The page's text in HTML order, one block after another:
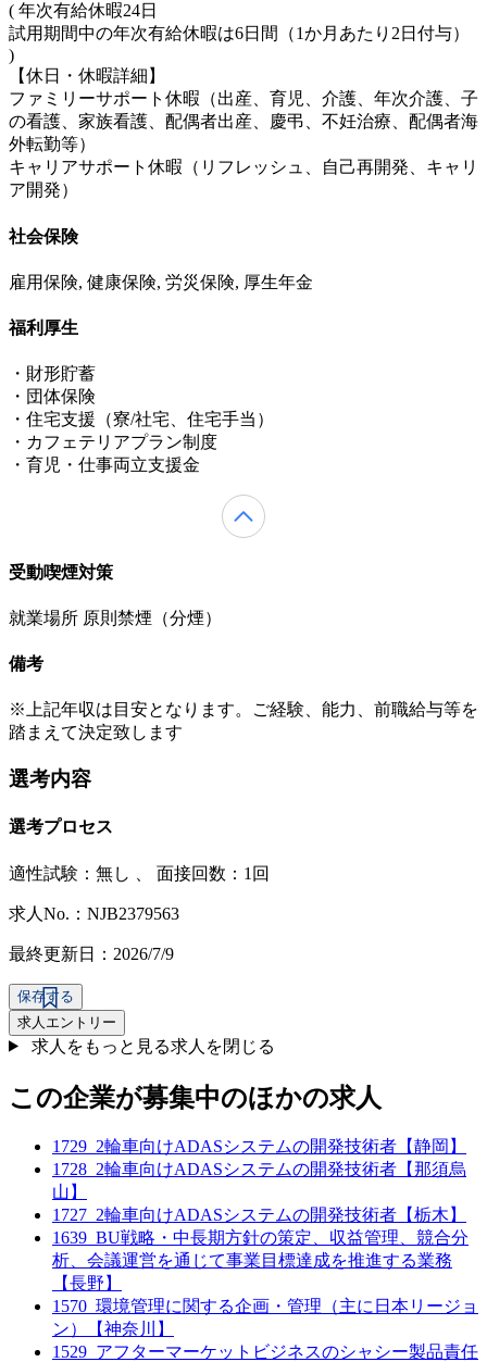
( 年次有給休暇24日
試用期間中の年次有給休暇は6日間（1か月あたり2日付与）
)
【休日・休暇詳細】
ファミリーサポート休暇（出産、育児、介護、年次介護、子
の看護、家族看護、配偶者出産、慶弔、不妊治療、配偶者海
外転勤等）
キャリアサポート休暇（リフレッシュ、自己再開発、キャリ
ア開発）
社会保険
雇用保険, 健康保険, 労災保険, 厚生年金
福利厚生
・財形貯蓄
・団体保険
・住宅支援（寮/社宅、住宅手当）
・カフェテリアプラン制度
・育児・仕事両立支援金
受動喫煙対策
就業場所 原則禁煙（分煙）
備考
※上記年収は目安となります。ご経験、能力、前職給与等を
踏まえて決定致します
選考内容
選考プロセス
適性試験： 無し 面接回数：1回
求人No.：NJB2379563
最終更新日：2026/7/9
保存する
求人エントリー
求人をもっと見る求人を閉じる
この企業が募集中のほかの求人
1729_2輪車向けADASシステムの開発技術者【静岡】
1728_2輪車向けADASシステムの開発技術者【那須烏
山】
1727_2輪車向けADASシステムの開発技術者【栃木】
1639_BU戦略・中長期方針の策定、収益管理、競合分
析、会議運営を通じて事業目標達成を推進する業務
【長野】
1570_環境管理に関する企画・管理（主に日本リージョ
ン）【神奈川】
1529_アフターマーケットビジネスのシャシー製品責任